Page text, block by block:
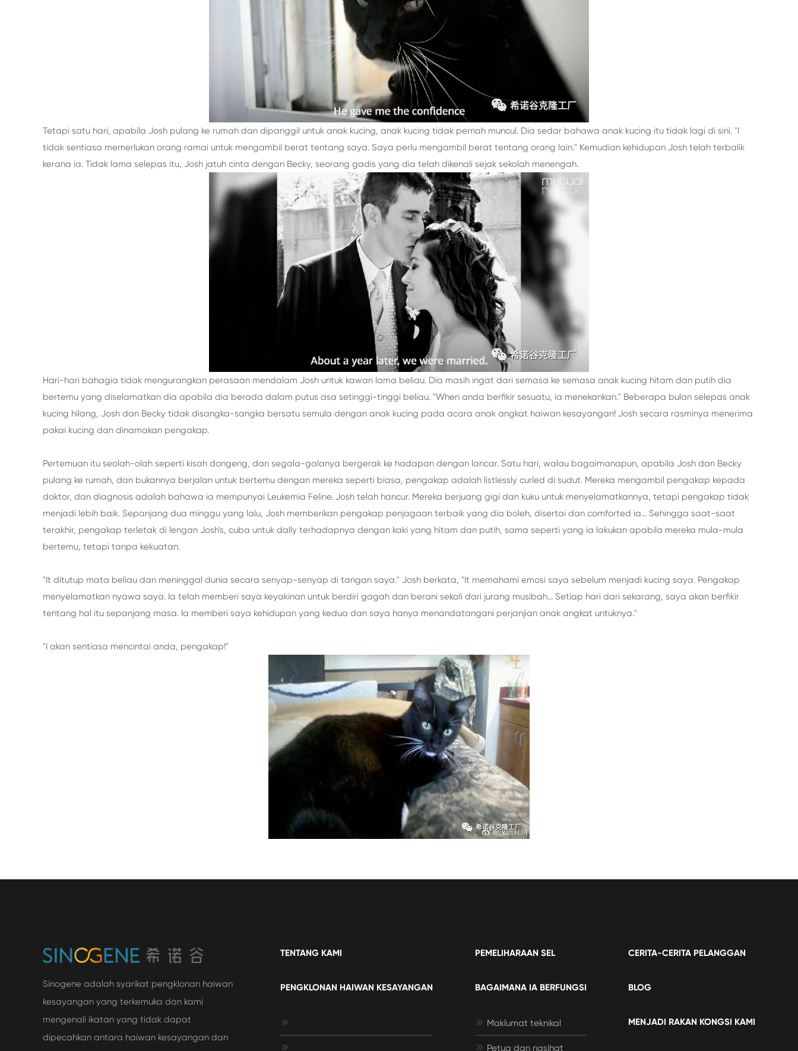
Tetapi satu hari, apabila Josh pulang ke rumah dan dipanggil untuk anak kucing, anak kucing tidak pernah muncul. Dia sedar bahawa anak kucing itu tidak lagi di sini. "I
tidak sentiasa memerlukan orang ramai untuk mengambil berat tentang saya. Saya perlu mengambil berat tentang orang lain." Kemudian kehidupan Josh telah terbalik
kerana ia. Tidak lama selepas itu, Josh jatuh cinta dengan Becky, seorang gadis yang dia telah dikenali sejak sekolah menengah.
Hari-hari bahagia tidak mengurangkan perasaan mendalam Josh untuk kawan lama beliau. Dia masih ingat dari semasa ke semasa anak kucing hitam dan putih dia
bertemu yang diselamatkan dia apabila dia berada dalam putus asa setinggi-tinggi beliau. "When anda berfikir sesuatu, ia menekankan." Beberapa bulan selepas anak
kucing hilang, Josh dan Becky tidak disangka-sangka bersatu semula dengan anak kucing pada acara anak angkat haiwan kesayangan! Josh secara rasminya menerima
pakai kucing dan dinamakan pengakap.
Pertemuan itu seolah-olah seperti kisah dongeng, dan segala-galanya bergerak ke hadapan dengan lancar. Satu hari, walau bagaimanapun, apabila Josh dan Becky
pulang ke rumah, dan bukannya berjalan untuk bertemu dengan mereka seperti biasa, pengakap adalah listlessly curled di sudut. Mereka mengambil pengakap kepada
doktor, dan diagnosis adalah bahawa ia mempunyai Leukemia Feline. Josh telah hancur. Mereka berjuang gigi dan kuku untuk menyelamatkannya, tetapi pengakap tidak
menjadi lebih baik. Sepanjang dua minggu yang lalu, Josh memberikan pengakap penjagaan terbaik yang dia boleh, disertai dan comforted ia... Sehingga saat-saat
terakhir, pengakap terletak di lengan Josh's, cuba untuk dally terhadapnya dengan kaki yang hitam dan putih, sama seperti yang ia lakukan apabila mereka mula-mula
bertemu, tetapi tanpa kekuatan.
"It ditutup mata beliau dan meninggal dunia secara senyap-senyap di tangan saya." Josh berkata, "It memahami emosi saya sebelum menjadi kucing saya. Pengakap
menyelamatkan nyawa saya. Ia telah memberi saya keyakinan untuk berdiri gagah dan berani sekali dari jurang musibah... Setiap hari dari sekarang, saya akan berfikir
tentang hal itu sepanjang masa. Ia memberi saya kehidupan yang kedua dan saya hanya menandatangani perjanjian anak angkat untuknya."
"I akan sentiasa mencintai anda, pengakap!"
Sinogene adalah syarikat pengklonan haiwan
kesayangan yang terkemuka dan kami
mengenali ikatan yang tidak dapat
dipecahkan antara haiwan kesayangan dan
TENTANG KAMI
PENGKLONAN HAIWAN KESAYANGAN


PEMELIHARAAN SEL
BAGAIMANA IA BERFUNGSI
 Maklumat teknikal
 Petua dan nasihat
CERITA-CERITA PELANGGAN
BLOG
MENJADI RAKAN KONGSI KAMI